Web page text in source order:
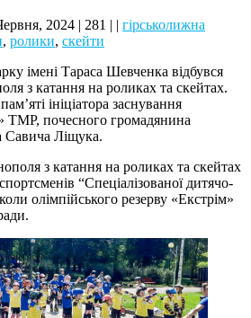
2024 | 281 | | гірськолижна
, ролики, скейти
імені Тараса Шевченка відбувся
з катання на роликах та скейтах.
ініціатора заснування
почесного громадянина
Ліщука.
з катання на роликах та скейтах
“Спеціалізованої дитячо-
олімпійського резерву «Екстрім»